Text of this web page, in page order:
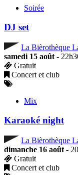
Soirée
DJ set
La Bièrothèque
samedi 15 août -
Gratuit
Concert et club
Mix
Karaoké night
La Bièrothèque
dimanche 16 août -
Gratuit
Concert et club